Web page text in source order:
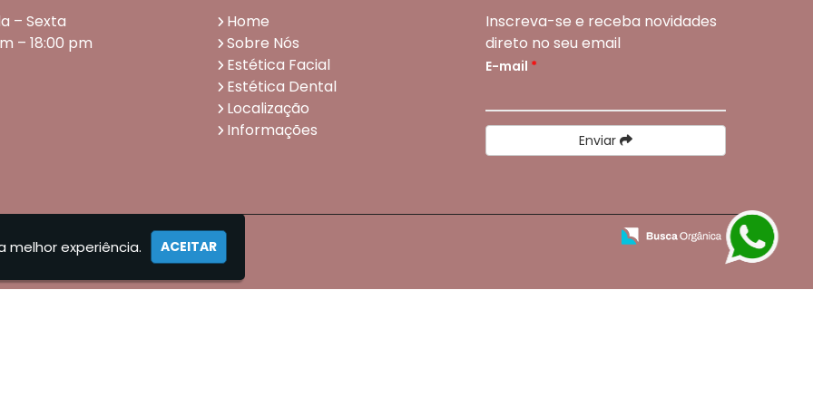
– Sexta
– 18:00 pm
Home
Sobre Nós
Estética Facial
Estética Dental
Localização
Informações
Inscreva-se e receba novidades
direto no seu email
E-mail *
Enviar
melhor experiência. ACEITAR